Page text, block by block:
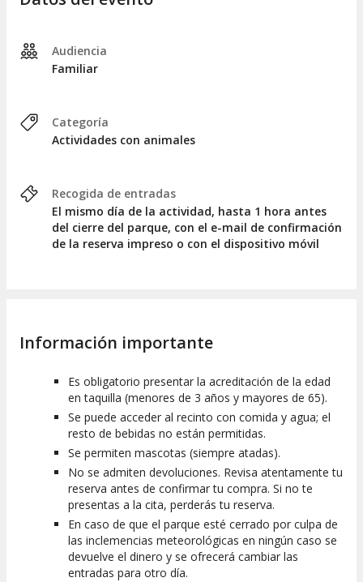
del año favorita para muchas familias para visitarnos.
Horario (fines de semana y festivos):
febrero a noviembre) // de 10:30 a 17h (enero y diciembre).
vacaciones.
Audiencia
Familiar
Categoría
Actividades con animales
Recogida de entradas
El mismo día de la actividad, hasta 1 hora antes
del cierre del parque, con el e-mail de confirmación
de la reserva impreso o con el dispositivo móvil
Información importante
Es obligatorio presentar la acreditación de la edad
en taquilla (menores de 3 años y mayores de 65).
Se puede acceder al recinto con comida y agua; el
resto de bebidas no están permitidas.
Se permiten mascotas (siempre atadas).
No se admiten devoluciones. Revisa atentamente tu
reserva antes de confirmar tu compra. Si no te
presentas a la cita, perderás tu reserva.
En caso de que el parque esté cerrado por culpa de
las inclemencias meteorológicas en ningún caso se
devuelve el dinero y se ofrecerá cambiar las
entradas para otro día.